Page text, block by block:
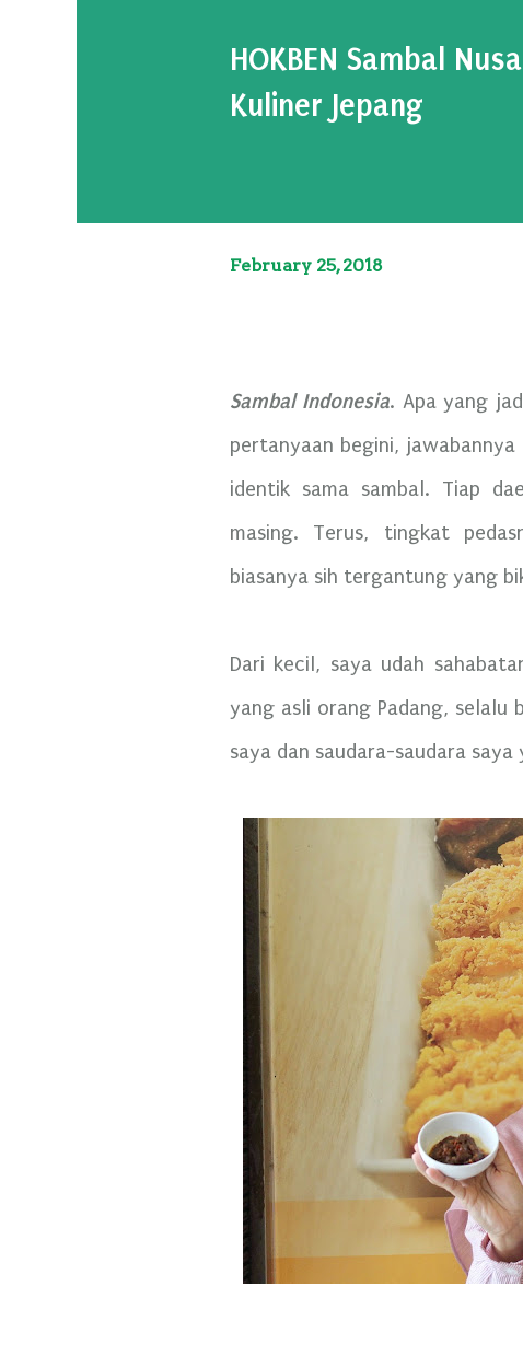
HOKBEN Sambal
Kuliner Jepang
February 25, 2018
Sambal Indonesia. Apa yang
pertanyaan begini, jawabannya
identik sama sambal. Tiap
masing. Terus, tingkat
biasanya sih tergantung yang
Dari kecil, saya udah
yang asli orang Padang, selalu
saya dan saudara-saudara